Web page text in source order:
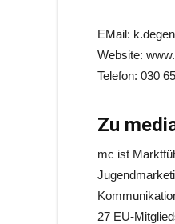
EMail:
Website:
Telefon: 030
Zu
mc ist
27 EU-